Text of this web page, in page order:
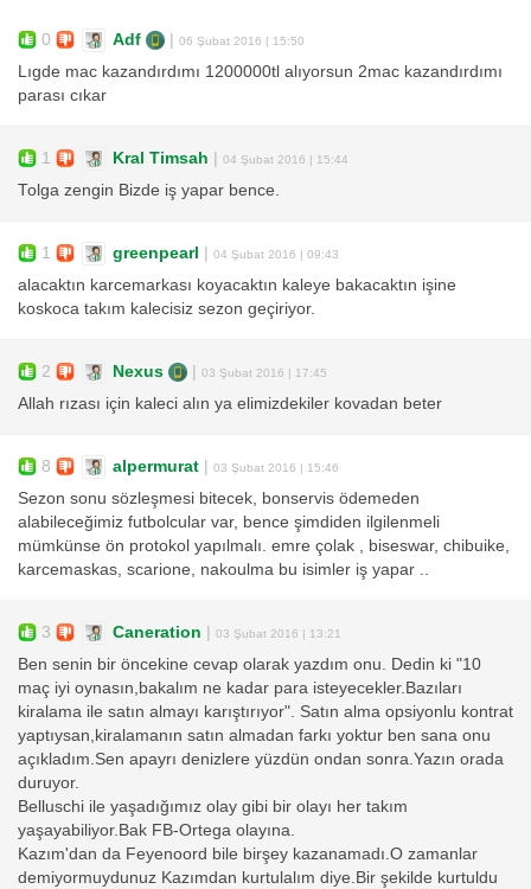
0 Adf 06 Şubat 2016 | 15:50
Lıgde mac kazandırdımı 1200000tl alıyorsun 2mac kazandırdımı
parası cıkar
1 Kral Timsah 04 Şubat 2016 | 15:44
Tolga zengin Bizde iş yapar bence.
1 greenpearl 04 Şubat 2016 | 09:43
alacaktın karcemarkası koyacaktın kaleye bakacaktın işine
koskoca takım kalecisiz sezon geçiriyor.
2 Nexus 03 Şubat 2016 | 17:45
Allah rızası için kaleci alın ya elimizdekiler kovadan beter
8 alpermurat 03 Şubat 2016 | 15:46
Sezon sonu sözleşmesi bitecek, bonservis ödemeden
alabileceğimiz futbolcular var, bence şimdiden ilgilenmeli
mümkünse ön protokol yapılmalı. emre çolak , biseswar, chibuike,
karcemaskas, scarione, nakoulma bu isimler iş yapar ..
3 Caneration 03 Şubat 2016 | 13:21
Ben senin bir öncekine cevap olarak yazdım onu. Dedin ki "10
maç iyi oynasın,bakalım ne kadar para isteyecekler.Bazıları
kiralama ile satın almayı karıştırıyor". Satın alma opsiyonlu kontrat
yaptıysan,kiralamanın satın almadan farkı yoktur ben sana onu
açıkladım.Sen apayrı denizlere yüzdün ondan sonra.Yazın orada
duruyor.
Belluschi ile yaşadığımız olay gibi bir olayı her takım
yaşayabiliyor.Bak FB-Ortega olayına.
Kazım'dan da Feyenoord bile birşey kazanamadı.O zamanlar
demiyormuydunuz Kazımdan kurtulalım diye.Bir şekilde kurtuldu